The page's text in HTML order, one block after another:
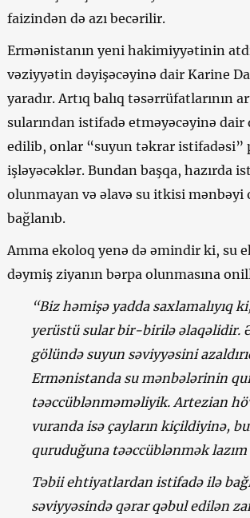
faizindən də azı becərilir.
Ermənistanın yeni hakimiyyətinin
vəziyyətin dəyişəcəyinə dair Karine
yaradır. Artıq balıq təsərrüfatlarının
sularından istifadə etməyəcəyinə dair
edilib, onlar “suyun təkrar istifadəsi”
işləyəcəklər. Bundan başqa, hazırda
olunmayan və əlavə su itkisi mənbəyi
bağlanıb.
Amma ekoloq yenə də əmindir ki, su
dəymiş ziyanın bərpa olunmasına
“Biz həmişə yadda saxlamalıyıq
yerüstü sular bir-birilə əlaqəlidir.
gölündə suyun səviyyəsini
Ermənistanda su mənbələrinin
təəccüblənməməliyik. Artezian
vuranda isə çayların kiçildiyinə,
quruduğuna təəccüblənmək
Təbii ehtiyatlardan istifadə ilə
səviyyəsində qərar qəbul edilən